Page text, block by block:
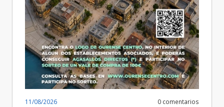
11/08/2026 0 comentarios